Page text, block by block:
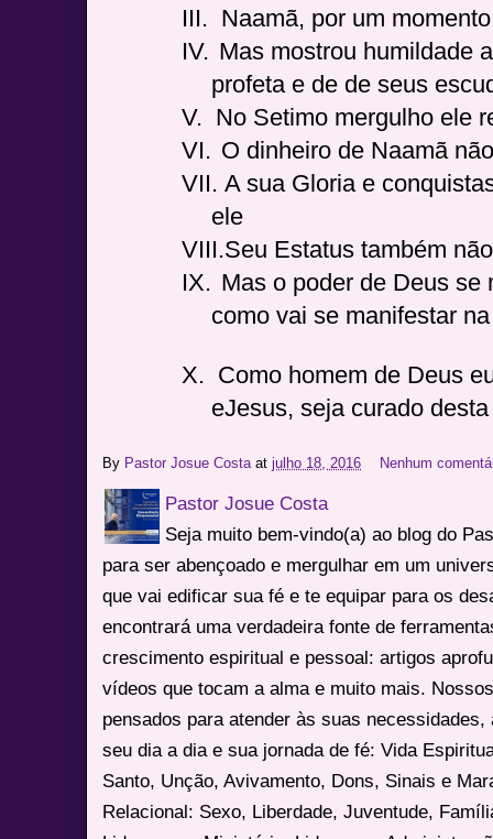
III. Naamã, por um
IV. Mas mostrou humildade
profeta e de de seus
V. No Setimo mergulho ele
VI. O dinheiro de Naamã
VII. A sua Gloria e
ele
VIII.Seu Estatus também
IX. Mas o poder de Deus se
como vai se manifestar
X. Como homem de Deus
eJesus, seja curado
By Pastor Josue Costa atjulho 18, 2016 Nenhum
Pastor Josue Costa
Seja muito bem-vindo(a) ao blog do
para ser abençoado e mergulhar em um
que vai edificar sua fé e te equipar para os
encontrará uma verdadeira fonte de
crescimento espiritual e pessoal: artigos
vídeos que tocam a alma e muito mais.
pensados para atender às suas
seu dia a dia e sua jornada de fé: Vida
Santo, Unção, Avivamento, Dons, Sinais e
Relacional: Sexo, Liberdade, Juventude,